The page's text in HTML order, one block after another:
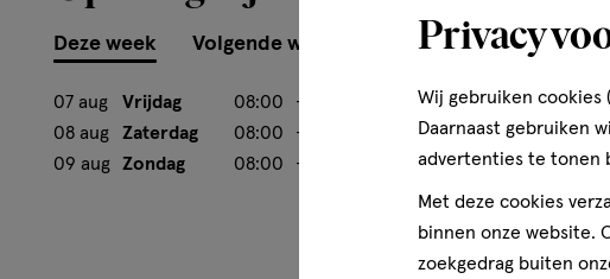
Deze week Volgende week
07 aug Vrijdag 08:00 -
08 aug
Zaterdag 08:00 -
09 aug
Zondag 08:00 -
Privacy
Wij gebruiken cookies
Daarnaast gebruiken
advertenties te tonen
Met deze cookies
binnen onze website.
zoekgedrag buiten